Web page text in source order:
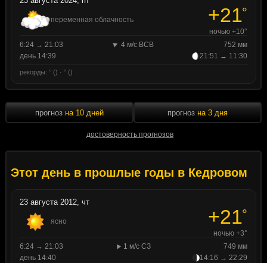
переменная облачность +21°
ночью +10°
6:24 → 21:03
4 м/с ВСВ
752 мм
день 14:39
21:51 → 11:30
рекорды: ° () · ° ()
прогноз на 10 дней
достоверность прогнозов
прогноз на 3 дня
Этот день в прошлые годы в Кедровом
23 августа 2012, чт
ясно +21°
ночью +3°
6:24 → 21:03
1 м/с СЗ
749 мм
день 14:40
14:16 → 22:29